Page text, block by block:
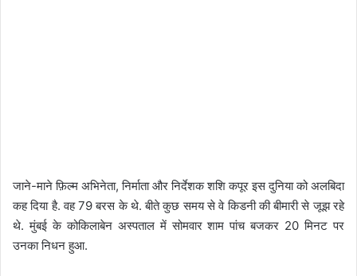
जाने-माने फ़िल्म अभिनेता, निर्माता और निर्देशक शशि कपूर इस दुनिया को अलबिदा
कह दिया है. वह 79 बरस के थे. बीते कुछ समय से वे किडनी की बीमारी से जूझ रहे
थे. मुंबई के कोकिलाबेन अस्पताल में सोमवार शाम पांच बजकर 20 मिनट पर
उनका निधन हुआ.